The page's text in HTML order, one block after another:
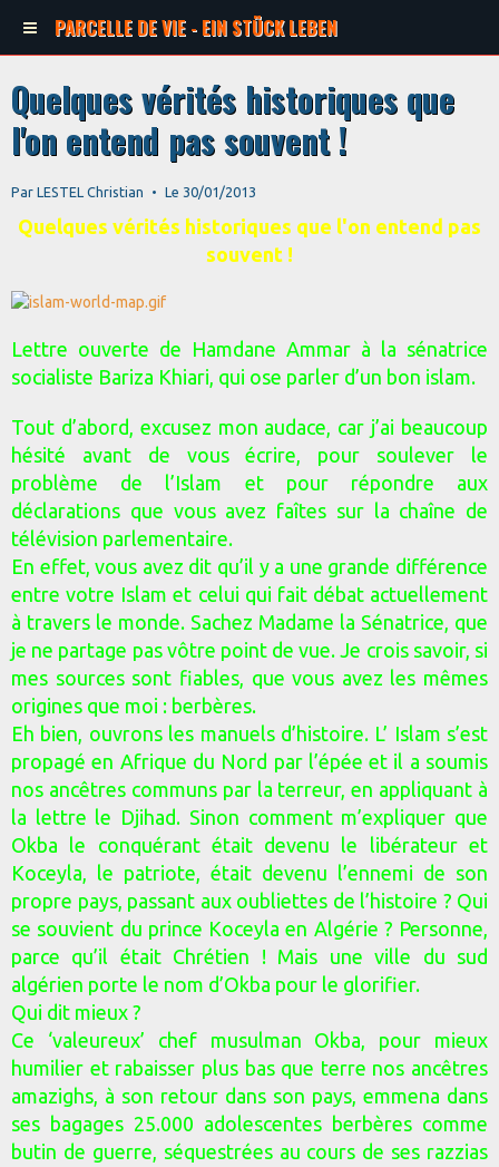
PARCELLE DE VIE - EIN STÜCK LEBEN
Quelques vérités historiques que
l'on entend pas souvent !
Par LESTEL Christian Le 30/01/2013
Quelques vérités historiques que l'on entend pas
souvent !
Lettre ouverte de Hamdane Ammar à la sénatrice
socialiste Bariza Khiari, qui ose parler d’un bon islam.
Tout d’abord, excusez mon audace, car j’ai beaucoup
hésité avant de vous écrire, pour soulever le
problème de l’Islam et pour répondre aux
déclarations que vous avez faîtes sur la chaîne de
télévision parlementaire.
En effet, vous avez dit qu’il y a une grande différence
entre votre Islam et celui qui fait débat actuellement
à travers le monde. Sachez Madame la Sénatrice, que
je ne partage pas vôtre point de vue. Je crois savoir, si
mes sources sont fiables, que vous avez les mêmes
origines que moi : berbères.
Eh bien, ouvrons les manuels d’histoire. L’ Islam s’est
propagé en Afrique du Nord par l’épée et il a soumis
nos ancêtres communs par la terreur, en appliquant à
la lettre le Djihad. Sinon comment m’expliquer que
Okba le conquérant était devenu le libérateur et
Koceyla, le patriote, était devenu l’ennemi de son
propre pays, passant aux oubliettes de l’histoire ? Qui
se souvient du prince Koceyla en Algérie ? Personne,
parce qu’il était Chrétien ! Mais une ville du sud
algérien porte le nom d’Okba pour le glorifier.
Qui dit mieux ?
Ce ‘valeureux’ chef musulman Okba, pour mieux
humilier et rabaisser plus bas que terre nos ancêtres
amazighs, à son retour dans son pays, emmena dans
ses bagages 25.000 adolescentes berbères comme
butin de guerre, séquestrées au cours de ses razzias